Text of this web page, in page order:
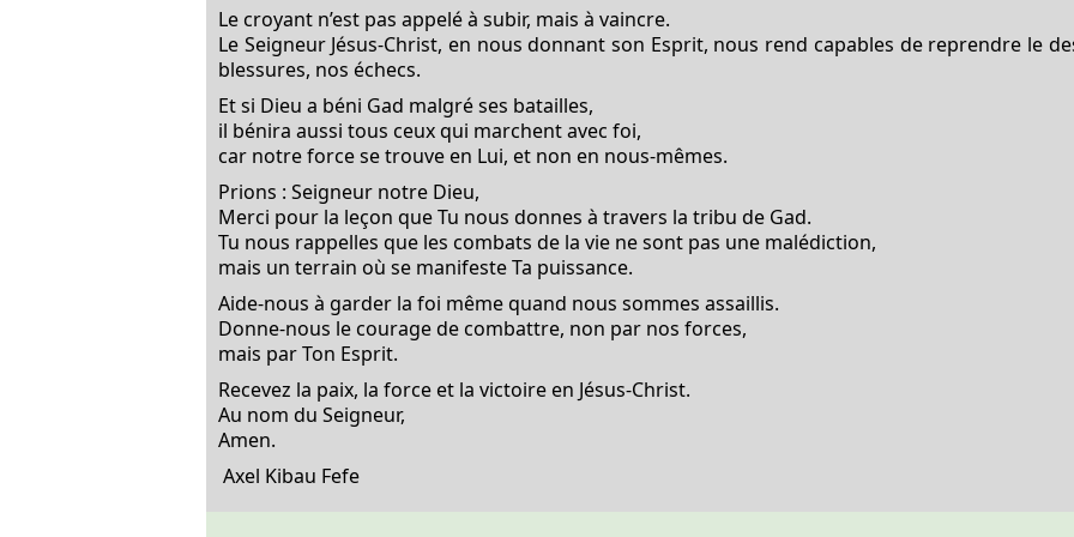
Le croyant n’est pas appelé à subir, mais à vaincre.
Le Seigneur Jésus-Christ, en nous donnant son Esprit, nous rend capables de reprendre le
blessures, nos échecs.
Et si Dieu a béni Gad malgré ses batailles,
il bénira aussi tous ceux qui marchent avec foi,
car notre force se trouve en Lui, et non en nous-mêmes.
Prions : Seigneur notre Dieu,
Merci pour la leçon que Tu nous donnes à travers la tribu de Gad.
Tu nous rappelles que les combats de la vie ne sont pas une malédiction,
mais un terrain où se manifeste Ta puissance.
Aide-nous à garder la foi même quand nous sommes assaillis.
Donne-nous le courage de combattre, non par nos forces,
mais par Ton Esprit.
Recevez la paix, la force et la victoire en Jésus-Christ.
Au nom du Seigneur,
Amen.
Axel Kibau Fefe